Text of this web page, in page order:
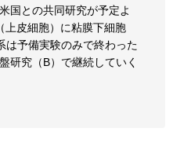
国との共同研究が予定よ
上皮細胞）に粘膜下細胞
は予備実験のみで終わった
研究（B）で継続していく